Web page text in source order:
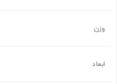
وزن
ابعاد